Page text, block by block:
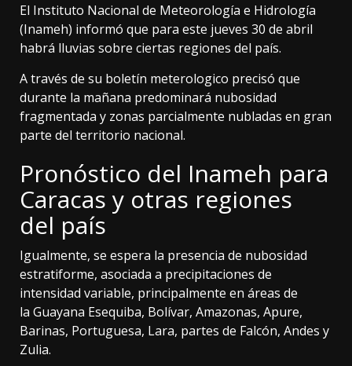
El Instituto Nacional de Meteorología e Hidrología
(Inameh) informó que para este jueves 30 de abril
habrá lluvias sobre ciertas regiones del país.
A través de su boletín meterologico precisó que
durante la mañana predominará nubosidad
fragmentada y zonas parcialmente nubladas en gran
parte del territorio nacional.
Pronóstico del Inameh para
Caracas y otras regiones
del país
Igualmente, se espera la presencia de nubosidad
estratiforme, asociada a precipitaciones de
intensidad variable, principalmente en áreas de
la Guayana Esequiba, Bolívar, Amazonas, Apure,
Barinas, Portuguesa, Lara, partes de Falcón, Andes y
Zulia.